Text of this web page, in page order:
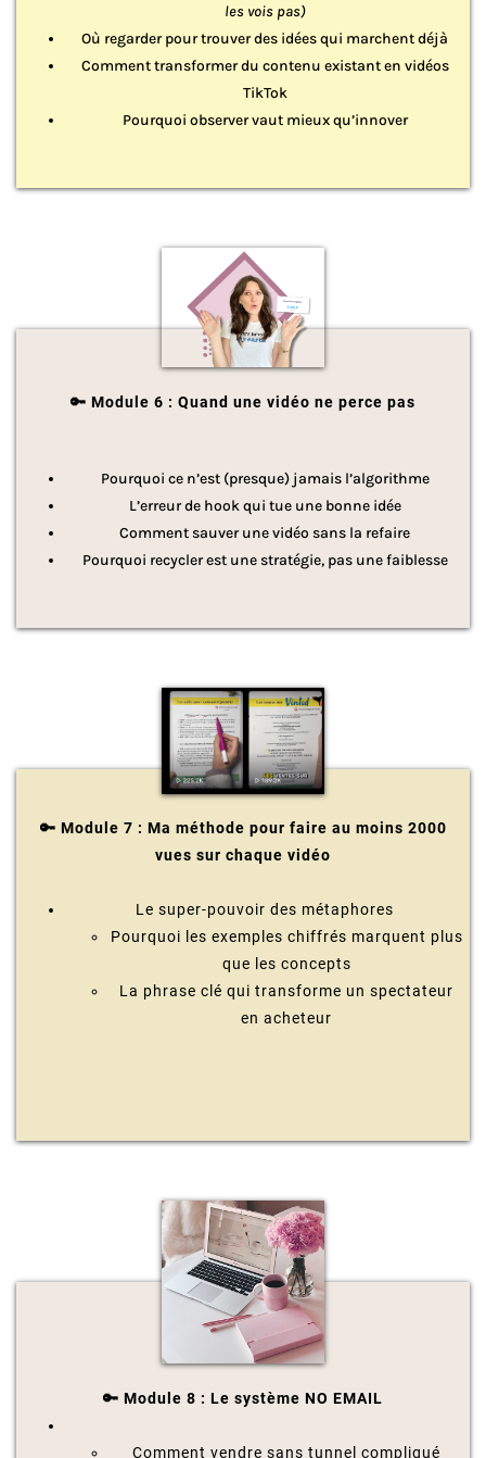
les vois pas)
Où regarder pour trouver des idées qui marchent déjà
Comment transformer du contenu existant en vidéos
TikTok
Pourquoi observer vaut mieux qu’innover
🔑 Module 6 : Quand une vidéo ne perce pas
Pourquoi ce n’est (presque) jamais l’algorithme
L’erreur de hook qui tue une bonne idée
Comment sauver une vidéo sans la refaire
Pourquoi recycler est une stratégie, pas une faiblesse
🔑 Module 7 : Ma méthode pour faire au moins 2000
vues sur chaque vidéo
Le super-pouvoir des métaphores
Pourquoi les exemples chiffrés marquent plus
que les concepts
La phrase clé qui transforme un spectateur
en acheteur
🔑 Module 8 : Le système NO EMAIL
Comment vendre sans tunnel compliqué